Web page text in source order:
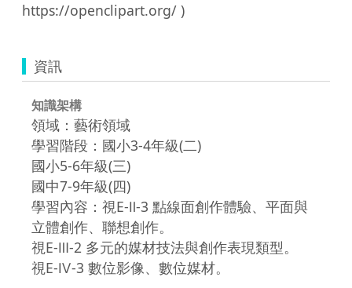
資訊
知識架構
領域：藝術領域
學習階段：國小3-4年級(二)
國小5-6年級(三)
國中7-9年級(四)
學習內容：視E-Ⅱ-3 點線面創作體驗、平面與
立體創作、聯想創作。
視E-Ⅲ-2 多元的媒材技法與創作表現類型。
視E-Ⅳ-3 數位影像、數位媒材。